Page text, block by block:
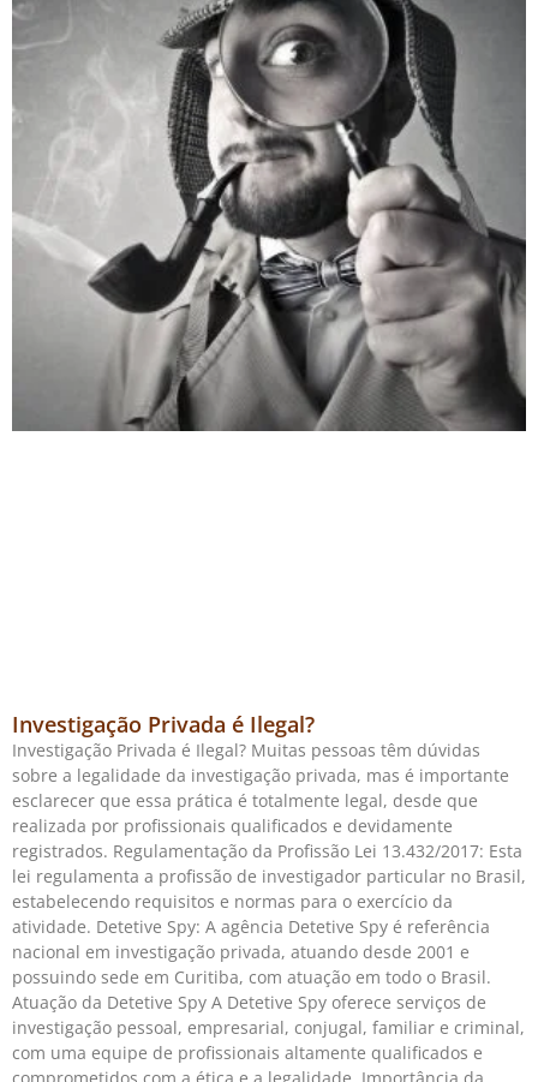
Investigação Privada é Ilegal?
Investigação Privada é Ilegal? Muitas pessoas têm dúvidas
sobre a legalidade da investigação privada, mas é importante
esclarecer que essa prática é totalmente legal, desde que
realizada por profissionais qualificados e devidamente
registrados. Regulamentação da Profissão Lei 13.432/2017: Esta
lei regulamenta a profissão de investigador particular no Brasil,
estabelecendo requisitos e normas para o exercício da
atividade. Detetive Spy: A agência Detetive Spy é referência
nacional em investigação privada, atuando desde 2001 e
possuindo sede em Curitiba, com atuação em todo o Brasil.
Atuação da Detetive Spy A Detetive Spy oferece serviços de
investigação pessoal, empresarial, conjugal, familiar e criminal,
com uma equipe de profissionais altamente qualificados e